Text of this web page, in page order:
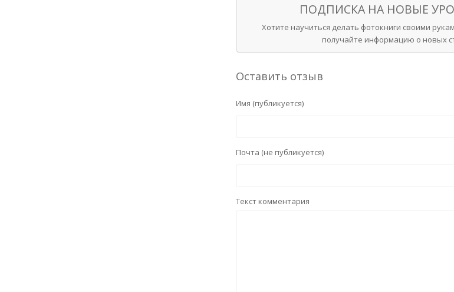
ПОДПИСКА НА НОВЫЕ
Хотите научиться делать фотокниги своими
получайте информацию о новых
Оставить отзыв
Имя (публикуется)
Почта (не публикуется)
Текст комментария